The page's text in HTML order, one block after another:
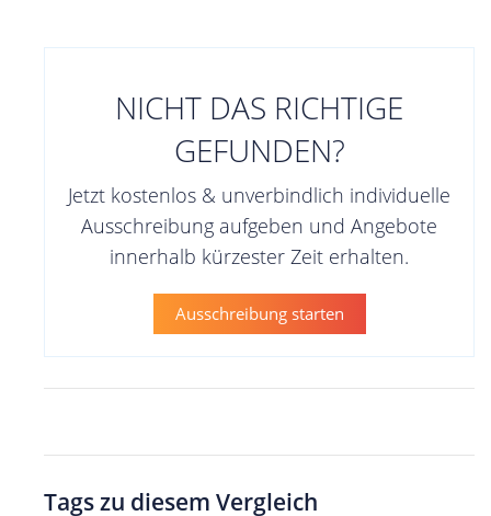
NICHT DAS RICHTIGE
GEFUNDEN?
Jetzt kostenlos & unverbindlich individuelle
Ausschreibung aufgeben und Angebote
innerhalb kürzester Zeit erhalten.
Ausschreibung starten
Tags zu diesem Vergleich